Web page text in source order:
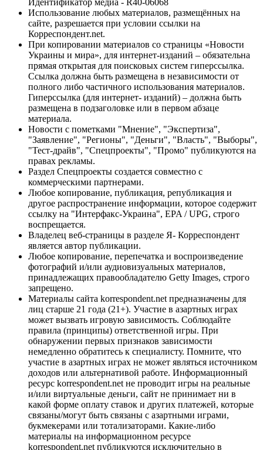
Использование любых материалов, размещённых на
сайте, разрешается при условии ссылки на
Корреспондент.net.
При копировании материалов со страницы «Новости
Украины и мира», для интернет-изданий – обязательна
прямая открытая для поисковых систем гиперссылка.
Ссылка должна быть размещена в независимости от
полного либо частичного использования материалов.
Гиперссылка (для интернет- изданий) – должна быть
размещена в подзаголовке или в первом абзаце
материала.
Новости с пометками "Мнение", "Экспертиза",
"Заявление", "Регионы", "Деньги", "Власть", "Выборы",
"Тест-драйв", "Спецпроекты", "Промо" публикуются на
правах рекламы.
Раздел Спецпроекты создается совместно с
коммерческими партнерами.
Любое копирование, публикация, републикация и
другое распространение информации, которое содержит
ссылку на "Интерфакс-Украина", EPA / UPG, строго
воспрещается.
Владелец веб-страницы в разделе Я- Корреспондент
является автор публикации.
Любое копирование, перепечатка и воспроизведение
фотографий и/или аудиовизуальных материалов,
принадлежащих правообладателю Getty Images, строго
запрещено.
Материалы сайта korrespondent.net предназначены для
лиц старше 21 года (21+). Участие в азартных играх
может вызвать игровую зависимость. Соблюдайте
правила (принципы) ответственной игры. При
обнаружении первых признаков зависимости
немедленно обратитесь к специалисту. Помните, что
участие в азартных играх не может являться источником
доходов или альтернативой работе. Информационный
ресурс korrespondent.net не проводит игры на реальные
и/или виртуальные деньги, сайт не принимает ни в
какой форме оплату ставок и других платежей, которые
связаны/могут быть связаны с азартными играми,
букмекерами или тотализаторами. Какие-либо
материалы на информационном ресурсе
korrespondent.net публикуются исключительно в